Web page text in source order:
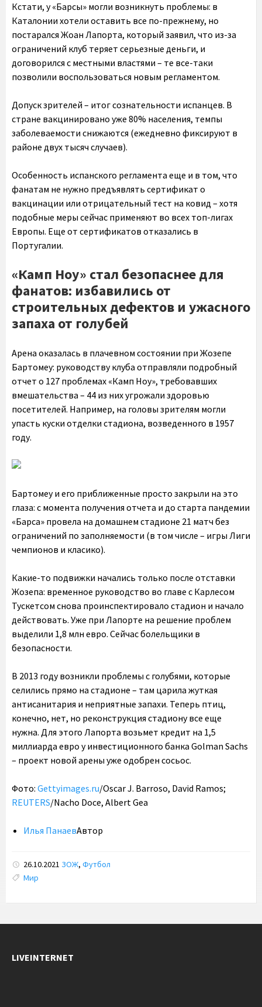
Кстати, у «Барсы» могли возникнуть проблемы: в
Каталонии хотели оставить все по-прежнему, но
постарался Жоан Лапорта, который заявил, что из-за
ограничений клуб теряет серьезные деньги, и
договорился с местными властями – те все-таки
позволили воспользоваться новым регламентом.
Допуск зрителей – итог сознательности испанцев. В
стране вакцинировано уже 80% населения, темпы
заболеваемости снижаются (ежедневно фиксируют в
районе двух тысяч случаев).
Особенность испанского регламента еще и в том, что
фанатам не нужно предъявлять сертификат о
вакцинации или отрицательный тест на ковид – хотя
подобные меры сейчас применяют во всех топ-лигах
Европы. Еще от сертификатов отказались в
Португалии.
«Камп Ноу» стал безопаснее для
фанатов: избавились от
строительных дефектов и ужасного
запаха от голубей
Арена оказалась в плачевном состоянии при Жозепе
Бартомеу: руководству клуба отправляли подробный
отчет о 127 проблемах «Камп Ноу», требовавших
вмешательства – 44 из них угрожали здоровью
посетителей. Например, на головы зрителям могли
упасть куски отделки стадиона, возведенного в 1957
году.
Бартомеу и его приближенные просто закрыли на это
глаза: с момента получения отчета и до старта пандемии
«Барса» провела на домашнем стадионе 21 матч без
ограничений по заполняемости (в том числе – игры Лиги
чемпионов и класико).
Какие-то подвижки начались только после отставки
Жозепа: временное руководство во главе с Карлесом
Тускетсом снова проинспектировало стадион и начало
действовать. Уже при Лапорте на решение проблем
выделили 1,8 млн евро. Сейчас болельщики в
безопасности.
В 2013 году возникли проблемы с голубями, которые
селились прямо на стадионе – там царила жуткая
антисанитария и неприятные запахи. Теперь птиц,
конечно, нет, но реконструкция стадиону все еще
нужна. Для этого Лапорта возьмет кредит на 1,5
миллиарда евро у инвестиционного банка Golman Sachs
– проект новой арены уже одобрен сосьос.
Фото: Gettyimages.ru/Oscar J. Barroso, David Ramos;
REUTERS/Nacho Doce, Albert Gea
Илья ПанаевАвтор
26.10.2021 ЗОЖ, Футбол
Tags:
Мир
LIVEINTERNET